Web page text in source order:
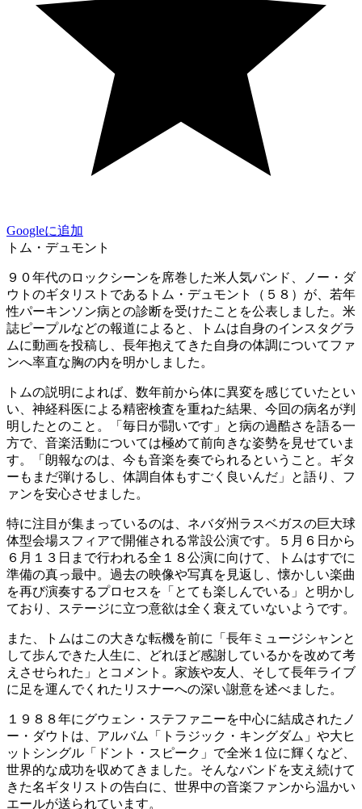
Googleに追加
トム・デュモント
９０年代のロックシーンを席巻した米人気バンド、ノー・ダ
ウトのギタリストであるトム・デュモント（５８）が、若年
性パーキンソン病との診断を受けたことを公表しました。米
誌ピープルなどの報道によると、トムは自身のインスタグラ
ムに動画を投稿し、長年抱えてきた自身の体調についてファ
ンへ率直な胸の内を明かしました。
トムの説明によれば、数年前から体に異変を感じていたとい
い、神経科医による精密検査を重ねた結果、今回の病名が判
明したとのこと。「毎日が闘いです」と病の過酷さを語る一
方で、音楽活動については極めて前向きな姿勢を見せていま
す。「朗報なのは、今も音楽を奏でられるということ。ギタ
ーもまだ弾けるし、体調自体もすごく良いんだ」と語り、フ
ァンを安心させました。
特に注目が集まっているのは、ネバダ州ラスベガスの巨大球
体型会場スフィアで開催される常設公演です。５月６日から
６月１３日まで行われる全１８公演に向けて、トムはすでに
準備の真っ最中。過去の映像や写真を見返し、懐かしい楽曲
を再び演奏するプロセスを「とても楽しんでいる」と明かし
ており、ステージに立つ意欲は全く衰えていないようです。
また、トムはこの大きな転機を前に「長年ミュージシャンと
して歩んできた人生に、どれほど感謝しているかを改めて考
えさせられた」とコメント。家族や友人、そして長年ライブ
に足を運んでくれたリスナーへの深い謝意を述べました。
１９８８年にグウェン・ステファニーを中心に結成されたノ
ー・ダウトは、アルバム「トラジック・キングダム」や大ヒ
ットシングル「ドント・スピーク」で全米１位に輝くなど、
世界的な成功を収めてきました。そんなバンドを支え続けて
きた名ギタリストの告白に、世界中の音楽ファンから温かい
エールが送られています。